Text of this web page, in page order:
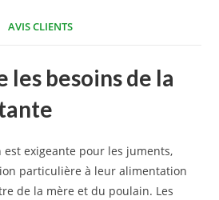
AVIS CLIENTS
les besoins de la
exigeante pour les juments,
particulière à leur alimentation
de la mère et du poulain. Les